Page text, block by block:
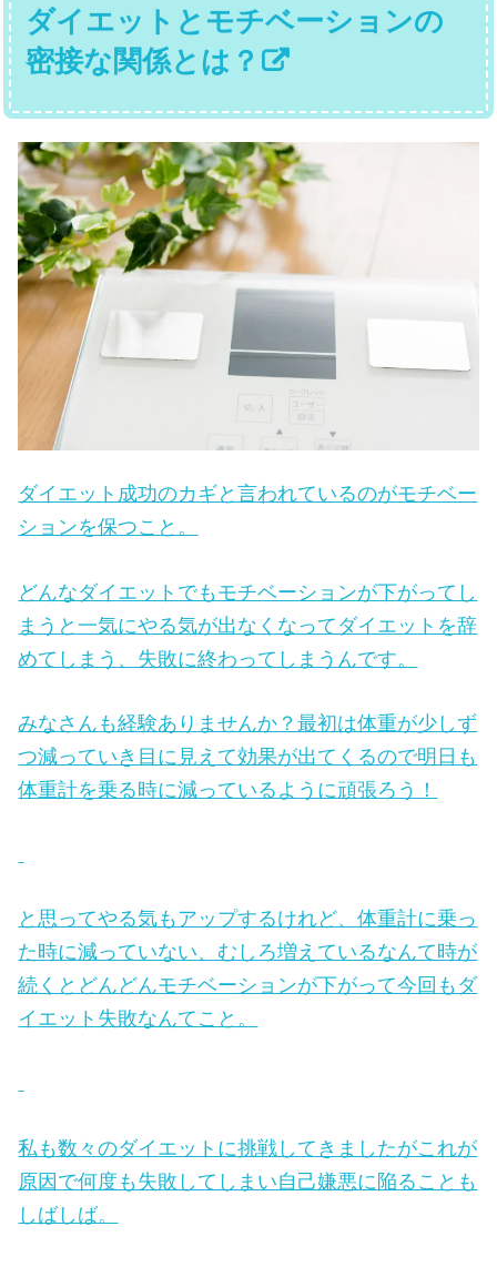
ダイエットとモチベーションの
密接な関係とは？
ダイエット成功のカギと言われているのがモチベー
ションを保つこと。
どんなダイエットでもモチベーションが下がってし
まうと一気にやる気が出なくなってダイエットを辞
めてしまう、失敗に終わってしまうんです。
みなさんも経験ありませんか？最初は体重が少しず
つ減っていき目に見えて効果が出てくるので明日も
体重計を乗る時に減っているように頑張ろう！
と思ってやる気もアップするけれど、体重計に乗っ
た時に減っていない、むしろ増えているなんて時が
続くとどんどんモチベーションが下がって今回もダ
イエット失敗なんてこと。
私も数々のダイエットに挑戦してきましたがこれが
原因で何度も失敗してしまい自己嫌悪に陥ることも
しばしば。